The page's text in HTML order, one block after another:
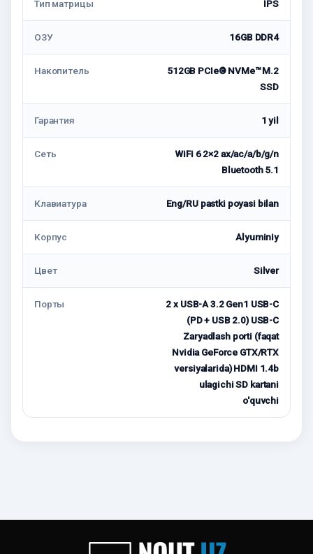
Тип матрицы IPS
ОЗУ 16GB DDR4
Накопитель
512GB PCIe® NVMe™ M.2
SSD
Гарантия 1 yil
Сеть
WiFi 6 2×2 ax/ac/a/b/g/n
Bluetooth 5.1
Клавиатура Eng/RU pastki poyasi bilan
Корпус Alyuminiy
Цвет Silver
Порты
2 x USB-A 3.2 Gen1 USB-C
(PD + USB 2.0) USB-C
Zaryadlash porti (faqat
Nvidia GeForce GTX/RTX
versiyalarida) HDMI 1.4b
ulagichi SD kartani
o'quvchi